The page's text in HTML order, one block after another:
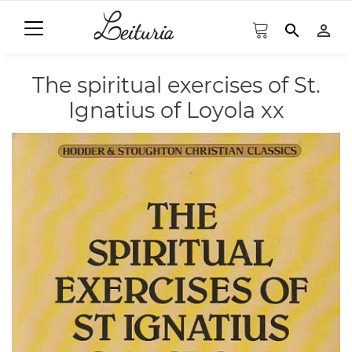
search person_outline
The spiritual exercises of St.
Ignatius of Loyola xx